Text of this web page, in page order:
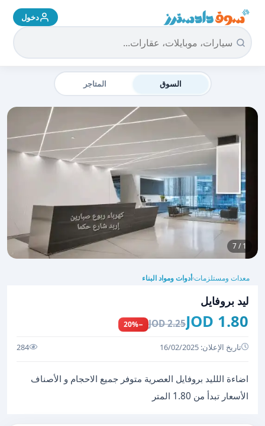
سوق دادسترز الرئيسية دخول
السوق المتاجر
1 / 7
معدات ومستلزمات›أدوات ومواد البناء
ليد بروفايل
1.80 JOD
2.25 JOD
−20%
تاريخ الإعلان: 16/02/2025 284
اضاءة اللليد بروفايل العصرية متوفر جميع الاحجام و الأصناف
الأسعار تبدأ من 1.80 المتر